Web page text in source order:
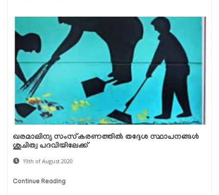
ഖരമാലിന്യ സംസ്‌കരണത്തില്‍ തദ്ദേശ സ്ഥാപനങ്ങള്‍
ശുചിത്വ പദവിയിലേക്ക്
19th of August 2020
Continue Reading